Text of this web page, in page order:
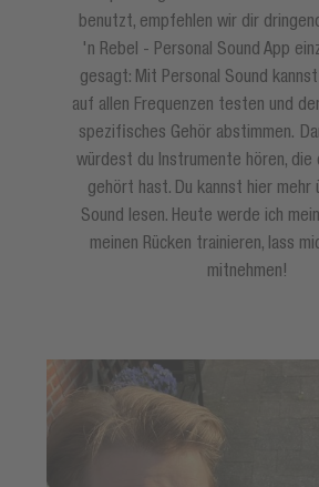
benutzt, empfehlen wir dir
'n Rebel - Personal Sound App
gesagt: Mit Personal Sound
auf allen Frequenzen testen und
spezifisches Gehör abstimmen.
würdest du Instrumente hören, die
gehört hast. Du kannst hier mehr
Sound lesen. Heute werde ich
meinen Rücken trainieren, lass
mitnehmen!